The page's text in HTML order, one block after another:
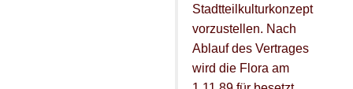
Stadtteilkulturkonzept
vorzustellen. Nach
Ablauf des Vertrages
wird die Flora am